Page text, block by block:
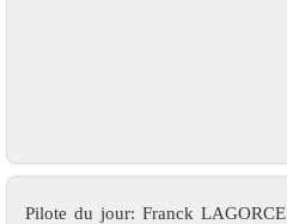
Pilote du jour: Franck LAGORCE